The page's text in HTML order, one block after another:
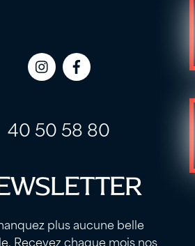
Icon
Icon
40 50 58 80
plus aucune belle
Recevez chaque mois nos